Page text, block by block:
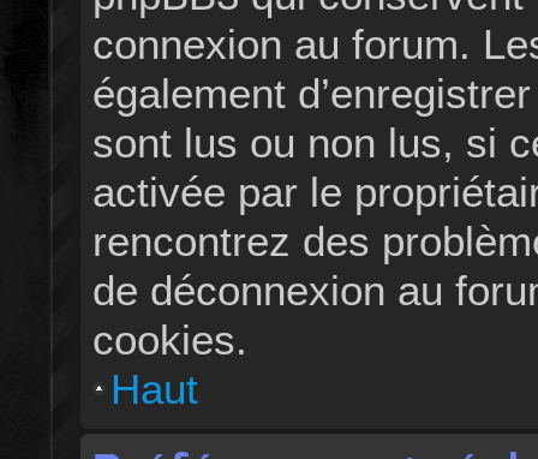
connexion au forum.
également
sont lus ou non lus, si
activée par le
rencontrez des
de déconnexion au
cookies.
Haut